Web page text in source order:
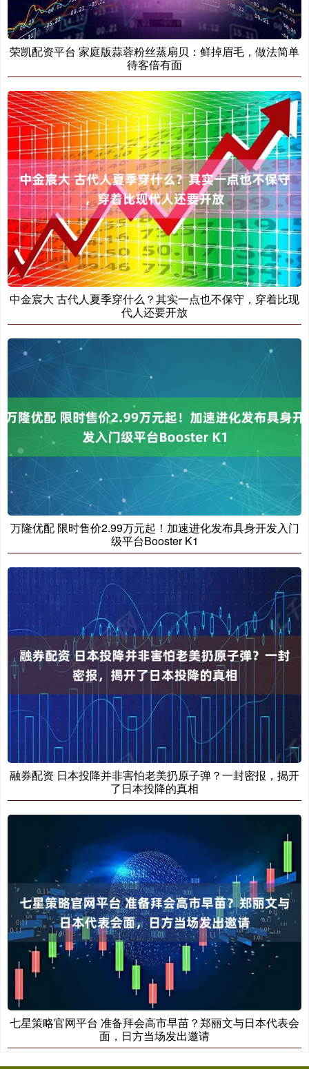
荣凯配资平台 家庭版蒜蓉粉丝蒸扇贝：鲜掉眉毛，做法简单
待客倍有面
中金宸大 古代人夏季穿什么？其实一点也不保守，穿着比现
代人还要开放
万隆优配 限时售价2.99万元起！加速进化发布具身开发入门
级平台Booster K1
融券配资 日本投降并非害怕老美扔原子弹？一封密报，揭开
了日本投降的真相
七星策略官网平台 准备拜会高市早苗？郑丽文与日本代表会
面，日方当场发出邀请